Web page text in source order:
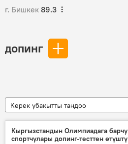
г. Бишкек 89.3
допинг
Керек убакытты тандоо
Кыргызстандын Олимпиадага барчу
спортчулары допинг-тесттен өтүштү